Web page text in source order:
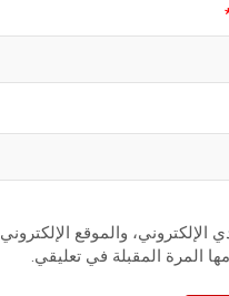
والموقع
المرة المقبلة في تعليقي.